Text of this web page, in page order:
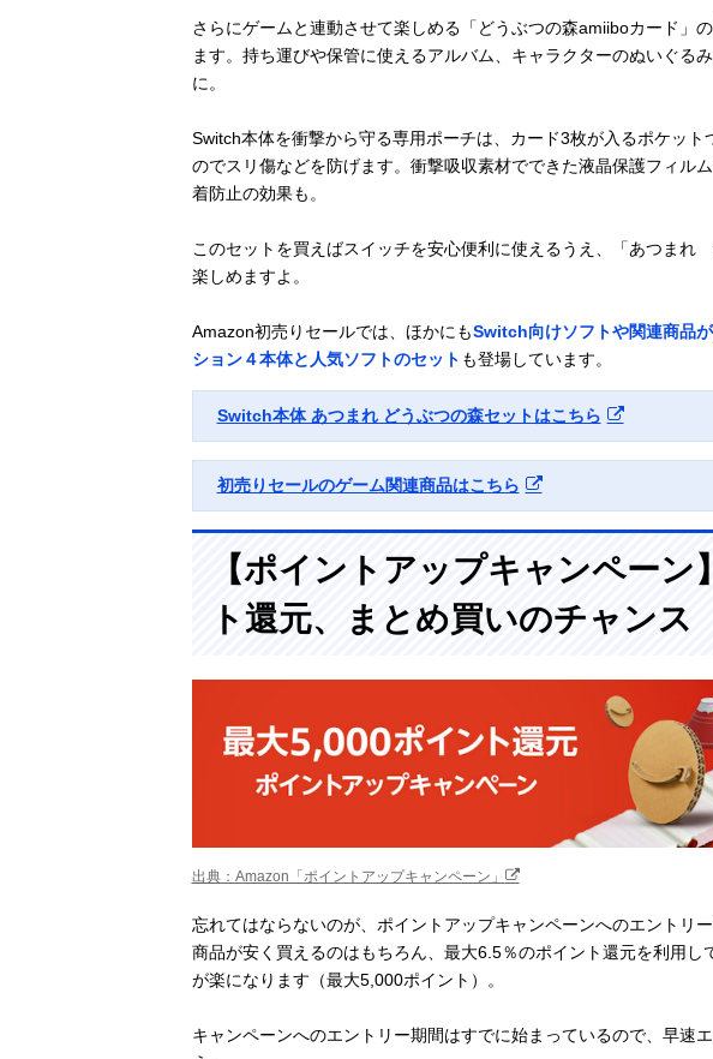
さらにゲームと連動させて楽しめる「どうぶつの森amiiboカード」
ます。持ち運びや保管に使えるアルバム、キャラクターのぬいぐる
に。
Switch本体を衝撃から守る専用ポーチは、カード3枚が入るポケッ
のでスリ傷などを防げます。衝撃吸収素材でできた液晶保護フィル
着防止の効果も。
このセットを買えばスイッチを安心便利に使えるうえ、「あつまれ
楽しめますよ。
Amazon初売りセールでは、ほかにもSwitch向けソフトや関連商品
ション４本体と人気ソフトのセット も登場しています。
Switch本体 あつまれ どうぶつの森セットはこちら
初売りセールのゲーム関連商品はこちら
【ポイントアップキャンペーン
ト還元、まとめ買いのチャンス
出典：Amazon「ポイントアップキャンペーン」
忘れてはならないのが、ポイントアップキャンペーンへのエントリ
商品が安く買えるのはもちろん、最大6.5％のポイント還元を利用
が楽になります（最大5,000ポイント）。
キャンペーンへのエントリー期間はすでに始まっているので、早速